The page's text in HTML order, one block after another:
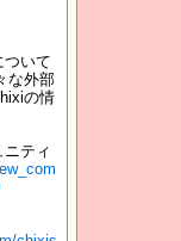
いて
な外部
の情
ティ